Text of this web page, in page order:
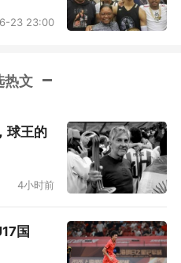
23 23:00
热文
球王的
4小时前
国